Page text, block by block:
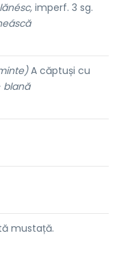
imperf. 3 sg.
A căptuși cu
blană
mustață.